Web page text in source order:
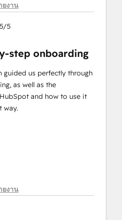
ยงาน
5/5
step onboarding
guided us perfectly through
as well as the
and how to use it
way.
ยงาน